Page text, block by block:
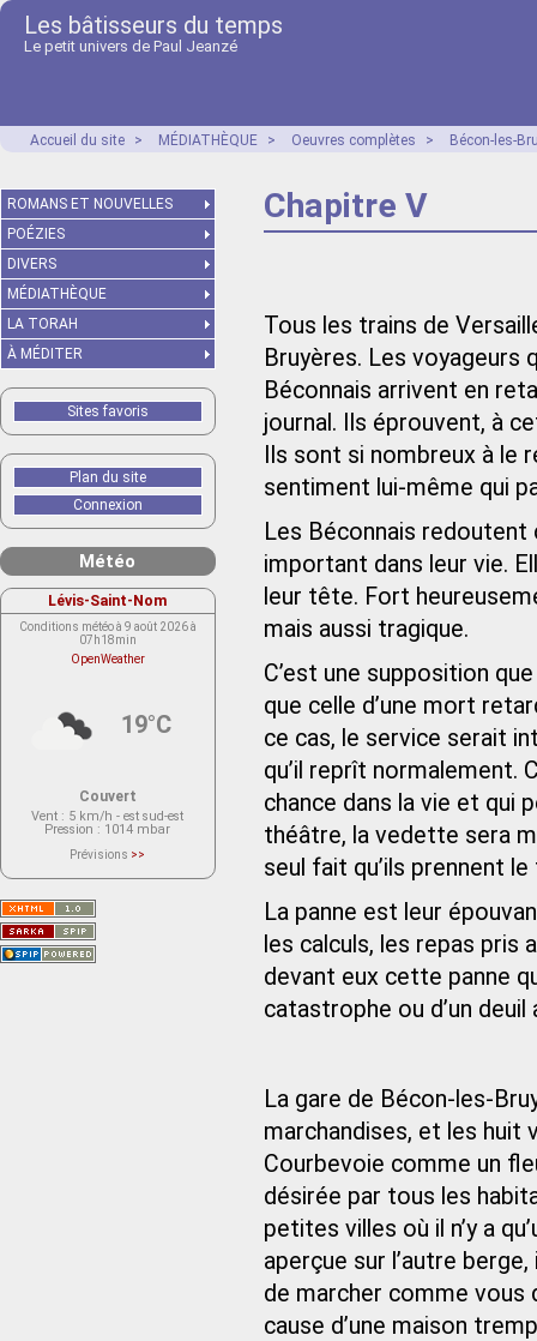
Les bâtisseurs du temps
Le petit univers de Paul Jeanzé
Accueil du site > MÉDIATHÈQUE > Oeuvres complètes > Bécon-les-
Chapitre V
Tous les trains de
Bruyères. Les voyageurs
Béconnais arrivent en
journal. Ils éprouvent, à
Ils sont si nombreux à le
sentiment lui-même qui
Les Béconnais redoutent
important dans leur vie.
leur tête. Fort
mais aussi tragique.
C’est une supposition
que celle d’une mort
ce cas, le service serait
qu’il reprît normalement.
chance dans la vie et qui
théâtre, la vedette sera
seul fait qu’ils prennent
La panne est leur
les calculs, les repas
devant eux cette panne
catastrophe ou d’un
La gare de Bécon-les-
marchandises, et les huit
Courbevoie comme un
désirée par tous les
petites villes où il n’y a
aperçue sur l’autre
de marcher comme vous
cause d’une maison
ROMANS ET NOUVELLES
POÉZIES
DIVERS
MÉDIATHÈQUE
LA TORAH
À MÉDITER
Sites favoris
Plan du site
Connexion
Météo
Lévis-Saint-Nom
Conditions météo à 9 août 2026 à
07h18min
OpenWeather
19°C
Couvert
Vent : 5 km/h - est sud-est
Pression : 1014 mbar
Prévisions >>
actuellement aucune prévision
Saint-Nom.
Veuillez consulter le message du
service ci-dessous.
(401 - Invalid API key. Please see
https://openweathermap.org/faq#error401